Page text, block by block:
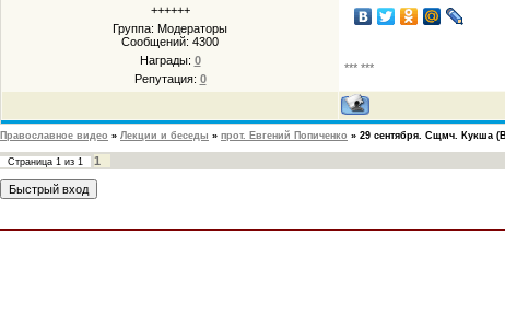
++++++
Группа: Модераторы
Сообщений: 4300
Награды: 0
Репутация: 0
*** ***
Православное видео » Лекции и беседы » прот. Евгений Попиченко » 29 сентября. Сщмч. Кукша
Страница 1 из 1
1